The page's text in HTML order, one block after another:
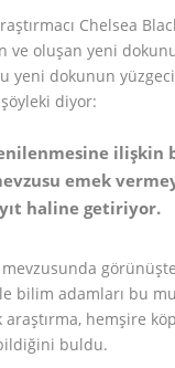
Chelsea
oluşan yeni
dokunun
diyor:
ilişkin
emek
haline getiriyor.
mevzusunda
bilim adamları bu
hemşire
buldu.